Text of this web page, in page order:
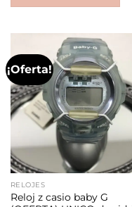
¡Oferta!
RELOJES
Reloj z casio baby G